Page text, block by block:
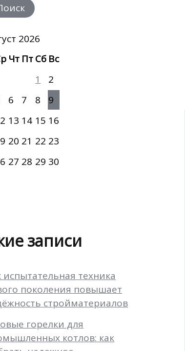
2026
Чт ПтСб Вс
1
2
6 7 8
9
13 14 15 16
20 21 22 23
27 28 29 30
записи
испытательная техника
поколения повышает
стройматериалов
горелки для
котлов: как